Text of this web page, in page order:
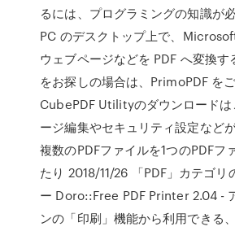
るには、プログラミングの知識が
PC のデスクトップ上で、
ウェブページなどを PDF へ変換す
をお探しの場合は、PrimoPDF を
CubePDF Utilityのダウンロードは
ージ編集やセキュリティ設定など
複数のPDFファイルを1つのPDFフ
たり 2018/11/26 「PDF」カテゴリ
ー Doro::Free PDF Printer 2.04 -
ンの「印刷」機能から利用できる